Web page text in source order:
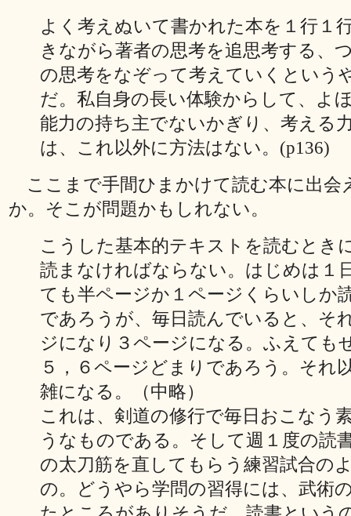
よく考えぬいて書かれた本を１行１
きながら著者の思考を追思考する、
の思考をなぞって考えていくという
だ。私自身の長い体験からして、よ
能力の持ち主でないかぎり、考える
は、これ以外に方法はない。(p136)
ここまで手間ひまかけて読む本に出会
か。そこが問題かもしれない。
こうした基本的テキストを読むとき
読まなければならない。はじめは１
ても半ページか１ページくらいしか
であろうが、毎日読んでいると、そ
ジになり３ページになる。ふえても
５，６ページどまりであろう。それ
雑になる。（中略）
これは、剣道の修行で毎日おこなう
うなものである。そして週１度の読
の太刀筋を直してもらう練習試合の
の。どうやら学問の習得には、武術